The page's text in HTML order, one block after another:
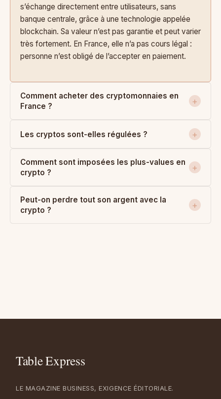
s’échange directement entre utilisateurs, sans
banque centrale, grâce à une technologie appelée
blockchain. Sa valeur n’est pas garantie et peut varier
très fortement. En France, elle n’a pas cours légal :
personne n’est obligé de l’accepter en paiement.
Comment acheter des cryptomonnaies en
France ?
Les cryptos sont-elles régulées ?
Comment sont imposées les plus-values en
crypto ?
Peut-on perdre tout son argent avec la
crypto ?
LE MAGAZINE BUSINESS, EXIGENCE ÉDITORIALE.